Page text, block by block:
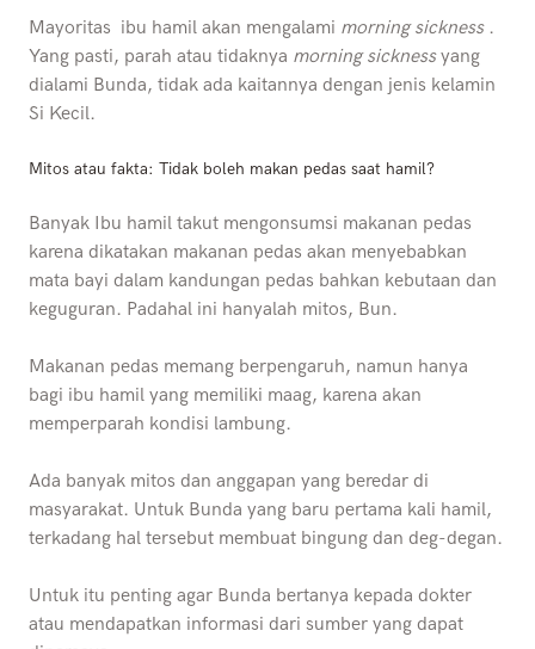
Mayoritas ibu hamil akan mengalami morning sickness .
Yang pasti, parah atau tidaknya morning sicknessyang
dialami Bunda, tidak ada kaitannya dengan jenis kelamin
Si Kecil.
Mitos atau fakta: Tidak boleh makan pedas saat hamil?
Banyak Ibu hamil takut mengonsumsi makanan pedas
karena dikatakan makanan pedas akan menyebabkan
mata bayi dalam kandungan pedas bahkan kebutaan dan
keguguran. Padahal ini hanyalah mitos, Bun.
Makanan pedas memang berpengaruh, namun hanya
bagi ibu hamil yang memiliki maag, karena akan
memperparah kondisi lambung.
Ada banyak mitos dan anggapan yang beredar di
masyarakat. Untuk Bunda yang baru pertama kali hamil,
terkadang hal tersebut membuat bingung dan deg-degan.
Untuk itu penting agar Bunda bertanya kepada dokter
atau mendapatkan informasi dari sumber yang dapat